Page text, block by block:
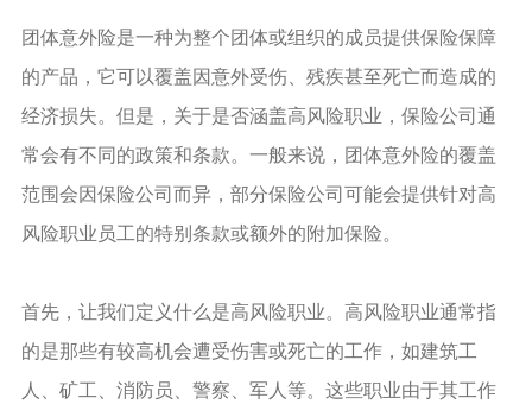
团体意外险是一种为整个团体或组织的成员提供保险保障
的产品，它可以覆盖因意外受伤、残疾甚至死亡而造成的
经济损失。但是，关于是否涵盖高风险职业，保险公司通
常会有不同的政策和条款。一般来说，团体意外险的覆盖
范围会因保险公司而异，部分保险公司可能会提供针对高
风险职业员工的特别条款或额外的附加保险。
首先，让我们定义什么是高风险职业。高风险职业通常指
的是那些有较高机会遭受伤害或死亡的工作，如建筑工
人、矿工、消防员、警察、军人等。这些职业由于其工作